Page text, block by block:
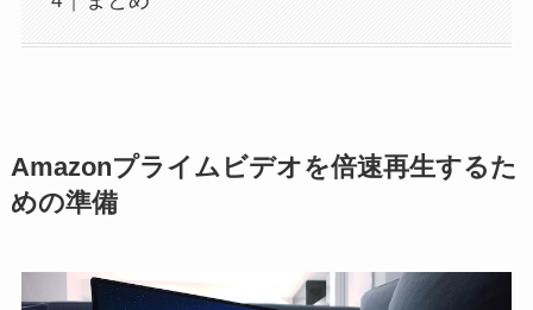
Amazonプライムビデオを倍速再生するた
めの準備